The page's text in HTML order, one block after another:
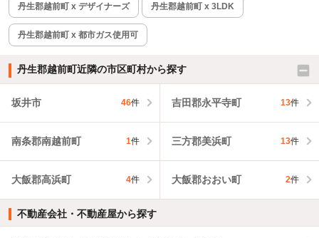
丹生郡越前町 x デザイナーズ 丹生郡越前町 x 3LDK
丹生郡越前町 x 都市ガス使用可
丹生郡越前町近隣の市区町村から探す
坂井市 46件 吉田郡永平寺町 13件
南条郡南越前町 1件 三方郡美浜町 13件
大飯郡高浜町 4件 大飯郡おおい町 2件
不動産会社・不動産屋から探す